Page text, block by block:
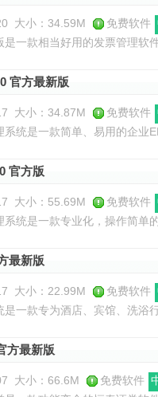
大小：34.59M 免费软件
款相当好用的发票管理软
官方最新版
大小：34.87M 免费软件
是一款简单、易用的企业
官方版
大小：55.69M 免费软件
是一款专业化，操作简单
最新版
大小：22.99M 免费软件
款专为酒店、宾馆、洗浴
方最新版
大小：66.6M 免费软件